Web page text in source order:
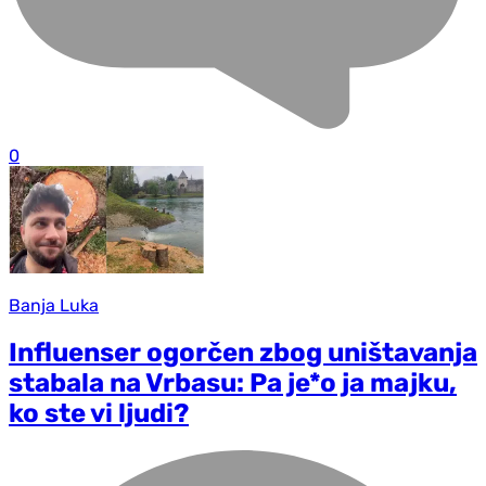
0
Banja Luka
Influenser ogorčen zbog uništavanja
stabala na Vrbasu: Pa je*o ja majku,
ko ste vi ljudi?